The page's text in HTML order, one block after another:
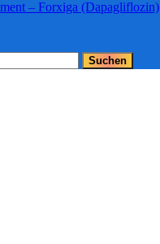
– Forxiga (Dapagliflozin)